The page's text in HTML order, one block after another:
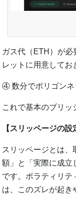
ガス代（ETH）が
レットに用意してお
④ 数分でポリゴンネ
これで基本のブリッ
【スリッページの設
スリッページとは、
額」と「実際に成立
です。ボラティリテ
は、このズレが起き